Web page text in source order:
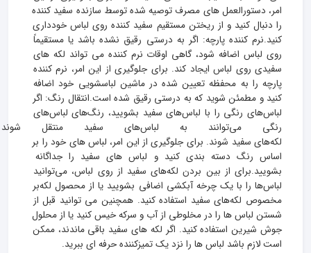
امر، دستورالعمل های مصرف توصیه شده توسط سازنده سفید کننده
را دنبال کنید و از ریختن مستقیم سفید کننده روی لباس خودداری
کنید.نرم کننده پارچه: اگر به درستی رقیق نشده باشد یا مستقیماً
روی لباس اضافه شود، گاهی اوقات نرم کننده می تواند لکه های
سفیدی روی لباس ایجاد کند. برای جلوگیری از این امر، نرم کننده
پارچه را به محفظه تعیین شده در ماشین لباسشویی خود اضافه
کنید و مطمئن شوید که به درستی رقیق شده است.انتقال رنگ: اگر
لباس‌های رنگی را با لباس‌های سفید بشویید، رنگ‌های لباس‌های
رنگی می‌توانند به لباس‌های
لکه‌های سفید شوند. برای جلوگیری از این امر، لباس های خود را بر
اساس رنگ دسته بندی کنید و لباس های سفید را جداگانه
بشویید.برای از بین بردن لکه‌های سفید از روی لباس، می‌توانید
لباس‌ها را با یک چرخه آبکشی اضافی بشویید یا از محصول لکه‌بر
مخصوص لکه‌های سفید استفاده کنید. همچنین می توانید قبل از
شستن لباس ها را در مخلوطی از آب و سرکه خیس کنید یا از محلول
جوش شیرین استفاده کنید. اگر لکه های سفید باقی ماندند، ممکن
است لازم باشد لباس ها را نزد یک تمیزکننده حرفه ای ببرید.